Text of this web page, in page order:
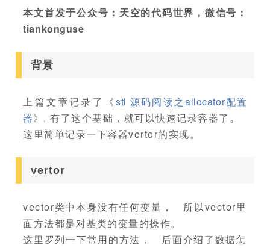
本文首发于公众号：天空的代码世界，微信号：
tiankonguse
背景
上篇文章记录了《stl 源码阅读之allocator配置
器》, 有了这个基础，就可以快速记录容器了。
这里简单记录一下容器vertor的实现。
vertor
vector类中本身没有任何变量， 所以vector里
面方法都是对基类的变量的操作。
这里罗列一下常用的方法， 后面介绍了数据怎